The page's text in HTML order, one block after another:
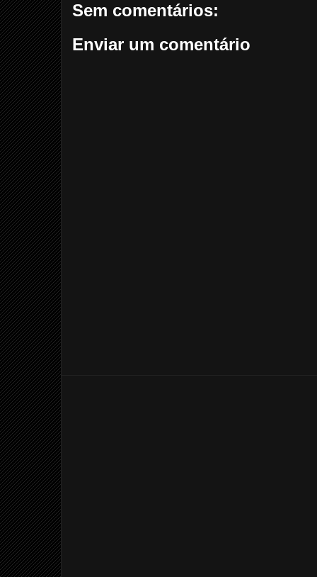
Sem comentários:
Enviar um comentário